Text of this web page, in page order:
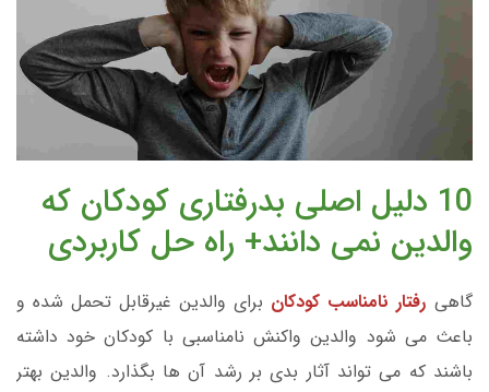
10 دلیل اصلی بدرفتاری کودکان که
والدین نمی دانند+ راه حل کاربردی
گاهی رفتار نامناسب کودکان برای والدین غیرقابل تحمل شده و
باعث می شود والدین واکنش نامناسبی با کودکان خود داشته
باشند که می تواند آثار بدی بر رشد آن ها بگذارد. والدین بهتر